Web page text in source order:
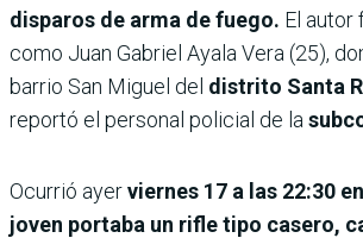
disparos de arma de fuego. El autor
como Juan Gabriel Ayala Vera (25),
barrio San Miguel del distrito Santa
reportó el personal policial de la
Ocurrió ayerviernes 17 a las 22:30
joven portaba un rifle tipo casero,